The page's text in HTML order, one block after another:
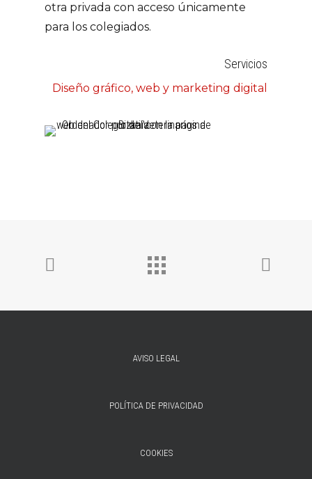
otra privada con acceso únicamente
para los colegiados.
Servicios
Diseño gráfico, web y marketing digital
AVISO LEGAL
POLÍTICA DE PRIVACIDAD
COOKIES